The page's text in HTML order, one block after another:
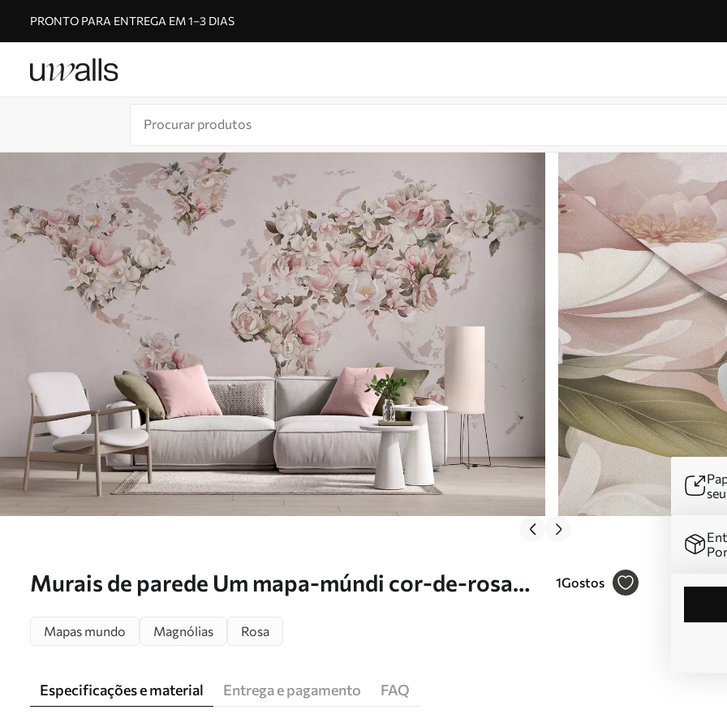
PRONTO PARA ENTREGA EM 1–3 DIAS
Murais de parede Um mapa-múndi cor-de-rosa
c00005
1Gostos
Mapas mundo Magnólias Rosa
Especificações e material Entrega e pagamento FAQ